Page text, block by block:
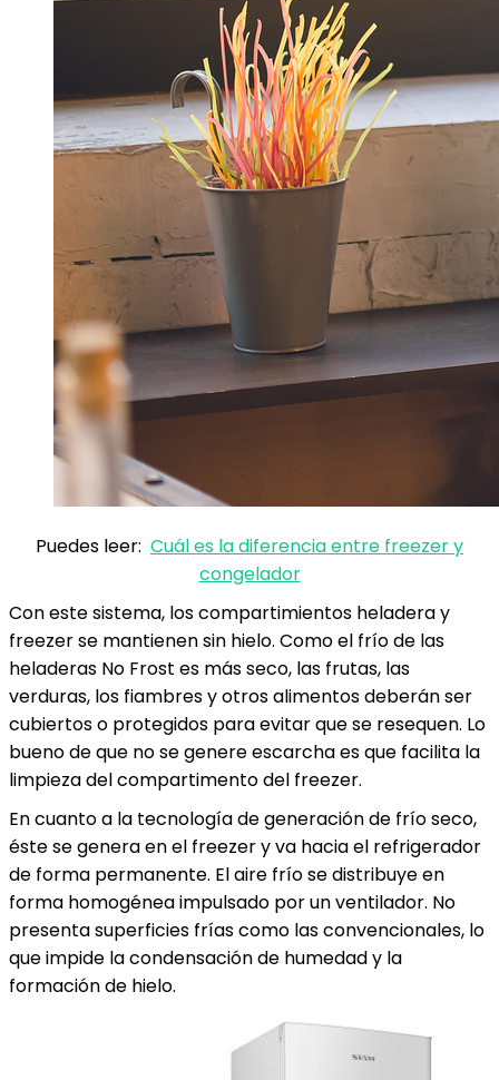
Puedes leer: Cuál es la diferencia entre freezer y
congelador
Con este sistema, los compartimientos heladera y
freezer se mantienen sin hielo. Como el frío de las
heladeras No Frost es más seco, las frutas, las
verduras, los fiambres y otros alimentos deberán ser
cubiertos o protegidos para evitar que se resequen. Lo
bueno de que no se genere escarcha es que facilita la
limpieza del compartimento del freezer.
En cuanto a la tecnología de generación de frío seco,
éste se genera en el freezer y va hacia el refrigerador
de forma permanente. El aire frío se distribuye en
forma homogénea impulsado por un ventilador. No
presenta superficies frías como las convencionales, lo
que impide la condensación de humedad y la
formación de hielo.